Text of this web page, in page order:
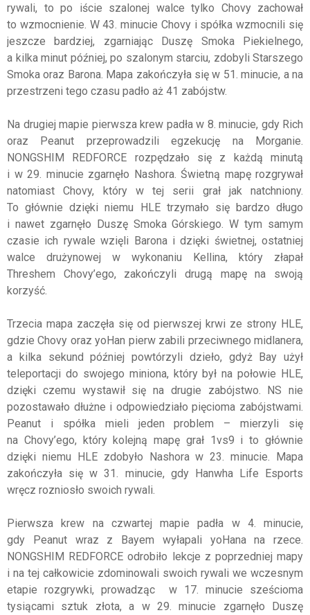
rywali, to po iście szalonej walce tylko Chovy zachował
to wzmocnienie. W 43. minucie Chovy i spółka wzmocnili się
jeszcze bardziej, zgarniając Duszę Smoka Piekielnego,
a kilka minut później, po szalonym starciu, zdobyli Starszego
Smoka oraz Barona. Mapa zakończyła się w 51. minucie, a na
przestrzeni tego czasu padło aż 41 zabójstw.
Na drugiej mapie pierwsza krew padła w 8. minucie, gdy Rich
oraz Peanut przeprowadzili egzekucję na Morganie.
NONGSHIM REDFORCE rozpędzało się z każdą minutą
i w 29. minucie zgarnęło Nashora. Świetną mapę rozgrywał
natomiast Chovy, który w tej serii grał jak natchniony.
To głównie dzięki niemu HLE trzymało się bardzo długo
i nawet zgarnęło Duszę Smoka Górskiego. W tym samym
czasie ich rywale wzięli Barona i dzięki świetnej, ostatniej
walce drużynowej w wykonaniu Kellina, który złapał
Threshem Chovy’ego, zakończyli drugą mapę na swoją
korzyść.
Trzecia mapa zaczęła się od pierwszej krwi ze strony HLE,
gdzie Chovy oraz yoHan pierw zabili przeciwnego midlanera,
a kilka sekund później powtórzyli dzieło, gdyż Bay użył
teleportacji do swojego miniona, który był na połowie HLE,
dzięki czemu wystawił się na drugie zabójstwo. NS nie
pozostawało dłużne i odpowiedziało pięcioma zabójstwami.
Peanut i spółka mieli jeden problem – mierzyli się
na Chovy’ego, który kolejną mapę grał 1vs9 i to głównie
dzięki niemu HLE zdobyło Nashora w 23. minucie. Mapa
zakończyła się w 31. minucie, gdy Hanwha Life Esports
wręcz rozniosło swoich rywali.
Pierwsza krew na czwartej mapie padła w 4. minucie,
gdy Peanut wraz z Bayem wyłapali yoHana na rzece.
NONGSHIM REDFORCE odrobiło lekcje z poprzedniej mapy
i na tej całkowicie zdominowali swoich rywali we wczesnym
etapie rozgrywki, prowadząc w 17. minucie sześcioma
tysiącami sztuk złota, a w 29. minucie zgarnęło Duszę